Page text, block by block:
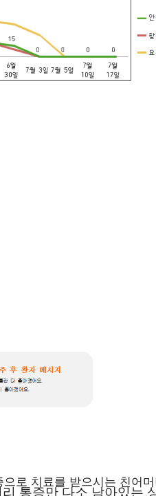
으로 치료를 받으시는 친어
통증만 다소 남아있는